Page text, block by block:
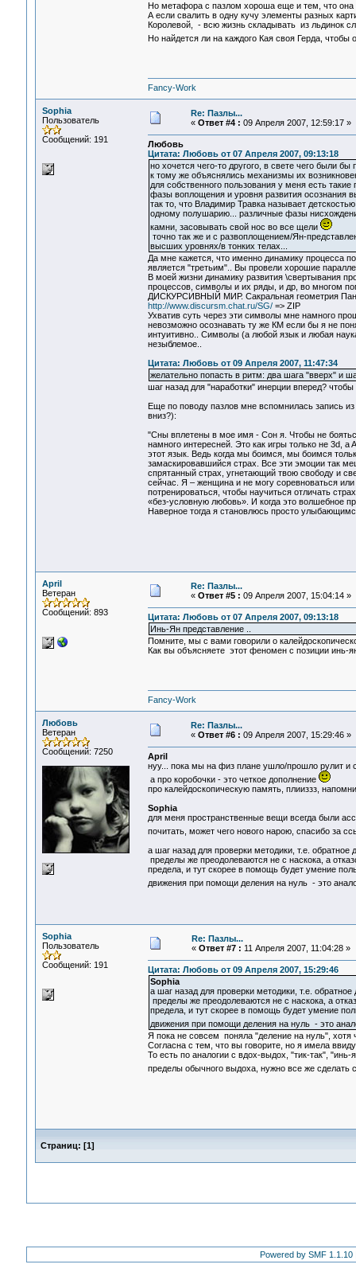
Но метафора с пазлом хороша еще и тем, что она
А если свалить в одну кучу элементы разных
Королевой, - всю жизнь складывать из льдинок
Но найдется ли на каждого Кая своя Герда, чтобы
Fancy-Work
Sophia
Пользователь
Сообщений: 191
Re: Пазлы...
« Ответ #4 : 09 Апреля 2007, 12:59:17 »
Любовь
Цитата: Любовь от 07 Апреля 2007, 09:13:18
но хочется чего-то другого, в свете чего были
к тому же объяснялись механизмы их
для собственного пользования у меня есть
фазы воплощения и уровня развития осознания
так то, что Владимир Травка называет
одному полушарию... различные фазы
камни, засовывать свой нос во все щели
точно так же и с развоплощением/Ян-
высших уровнях/в тонких телах...
Да мне кажется, что именно динамику процесса
является "третьим".. Вы провели хорошие
В моей жизни динамику развития \свертывания
процессов, символы и их ряды, и др, во многом
ДИСКУРСИВНЫЙ МИР. Сакральная геометрия
http://www.discursm.chat.ru/SG/=> ZIP
Ухватив суть через эти символы мне намного
невозможно осознавать ту же КМ если бы я не
интуитивно.. Символы (а любой язык и любая
незыблемое..
Цитата: Любовь от 09 Апреля 2007, 11:47:34
желательно попасть в ритм: два шага "вверх" и
шаг назад для "наработки" инерции вперед?
Еще по поводу пазлов мне вспомнилась запись
вниз?):
"Сны вплетены в мое имя - Сон я. Чтобы не
намного интересней. Это как игры только не 3d,
этот язык. Ведь когда мы боимся, мы боимся
замаскировавшийся страх. Все эти эмоции так
спрятанный страх, угнетающий твою свободу и
сейчас. Я – женщина и не могу соревноваться
потренироваться, чтобы научиться отличать
«без-условную любовь». И когда это волшебное
Наверное тогда я становлюсь просто
April
Ветеран
Сообщений: 893
Re: Пазлы...
« Ответ #5 : 09 Апреля 2007, 15:04:14 »
Цитата: Любовь от 07 Апреля 2007, 09:13:18
Инь-Ян представление ..
Помните, мы с вами говорили о
Как вы объясняете этот феномен с позиции инь-
Fancy-Work
Любовь
Ветеран
Сообщений: 7250
Re: Пазлы...
« Ответ #6 : 09 Апреля 2007, 15:29:46 »
April
нуу... пока мы на физ плане ушло/прошло рулит и
а про коробочки - это четкое дополнение
про калейдоскопическую память, плииззз,
Sophia
для меня пространственные вещи всегда были
почитать, может чего нового нарою, спасибо за
а шаг назад для проверки методики, т.е.
пределы же преодолеваются не с наскока, а
предела, и тут скорее в помощь будет умение
движения при помощи деления на нуль - это
Sophia
Пользователь
Сообщений: 191
Re: Пазлы...
« Ответ #7 : 11 Апреля 2007, 11:04:28 »
Цитата: Любовь от 09 Апреля 2007, 15:29:46
Sophia
а шаг назад для проверки методики, т.е.
пределы же преодолеваются не с наскока, а
предела, и тут скорее в помощь будет умение
движения при помощи деления на нуль - это
Я пока не совсем поняла "деление на нуль",
Согласна с тем, что вы говорите, но я имела
То есть по аналогии с вдох-выдох, "тик-так",
пределы обычного выдоха, нужно все же сделать
Страниц: [1]
Powered by SMF 1.1.10